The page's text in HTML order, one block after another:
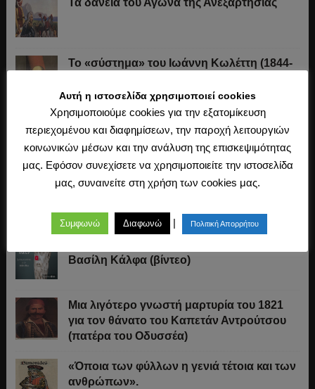
Τα δάνεια του Αγώνα της Ανεξαρτησίας
Το «σύστημα» του Ιωάννη Κωλέττη (1844-
Η άλωση της Κωνσταντινούπολης (1453)
Ο Μακιαβέλι, η Δημοκρατία και η εκλογή
Βασίλη Κάλφα (βίντεο)
Μια λιγότερο γνωστή μαρτυρία του 1821
για τον θάνατο του Καπετάν Αντρούτσου
(πατέρα του Οδυσσέα)
«Όποια των φύλλων η γενιά τέτοια και των
ανθρώπων».
Αυτή η ιστοσελίδα χρησιμοποιεί cookies
Χρησιμοποιούμε cookies για την εξατομίκευση
περιεχομένου και διαφημίσεων, την παροχή λειτουργιών
κοινωνικών μέσων και την ανάλυση της επισκεψιμότητας
μας. Εφόσον συνεχίσετε να χρησιμοποιείτε την ιστοσελίδα
μας, συναινείτε στη χρήση των cookies μας.
Συμφωνώ Διαφωνώ | Πολιτική Απορρήτου